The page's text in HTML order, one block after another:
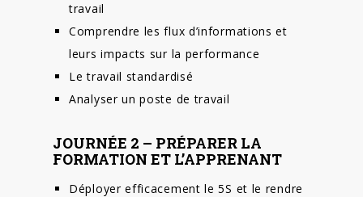
travail
Comprendre les flux d’informations et
leurs impacts sur la performance
Le travail standardisé
Analyser un poste de travail
JOURNÉE 2 – PRÉPARER LA
FORMATION ET L’APPRENANT
Déployer efficacement le 5S et le rendre